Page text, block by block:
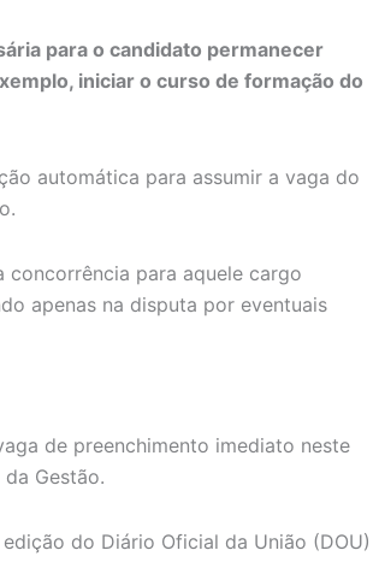
para o candidato permanecer
iniciar o curso de formação do
automática para assumir a vaga do
concorrência para aquele cargo
apenas na disputa por eventuais
de preenchimento imediato neste
Gestão.
do Diário Oficial da União (DOU)